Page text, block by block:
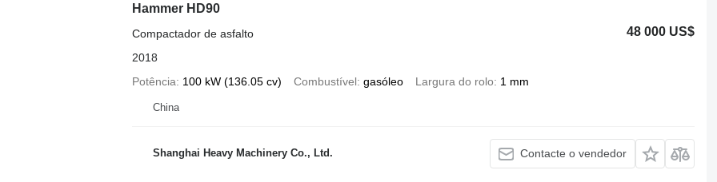
Hammer HD90
48 000 US$
Compactador de asfalto
2018
Potência
100 kW (136.05 cv) Combustível gasóleo Largura do rolo 1 mm
China
Shanghai Heavy Machinery Co., Ltd. Contacte o vendedor